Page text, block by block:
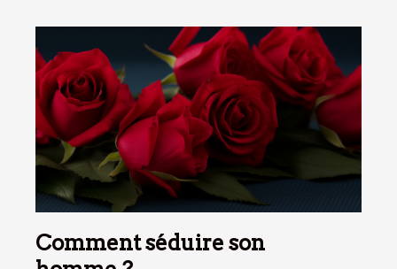
Comment séduire son